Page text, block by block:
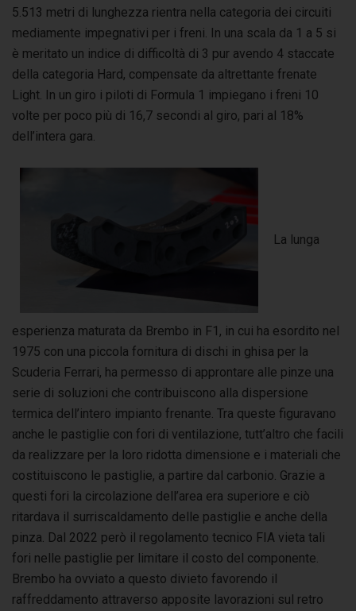
5.513 metri di lunghezza rientra nella categoria dei circuiti
mediamente impegnativi per i freni. In una scala da 1 a 5 si
è meritato un indice di difficoltà di 3 pur avendo 4 staccate
della categoria Hard, compensate da altrettante frenate
Light. In un giro i piloti di Formula 1 impiegano i freni 10
volte per poco più di 16,7 secondi al giro, pari al 18%
dell’intera gara.
La lunga
esperienza maturata da Brembo in F1, in cui ha esordito nel
1975 con una piccola fornitura di dischi in ghisa per la
Scuderia Ferrari, ha permesso di approntare alle pinze una
serie di soluzioni che contribuiscono alla dispersione
termica dell’intero impianto frenante. Tra queste figuravano
anche le pastiglie con fori di ventilazione, tutt’altro che facili
da realizzare per la loro ridotta dimensione e i materiali che
costituiscono le pastiglie, a partire dal carbonio. Grazie a
questi fori la circolazione dell’area era superiore e ciò
ritardava il surriscaldamento delle pastiglie e anche della
pinza. Dal 2022 però il regolamento tecnico FIA vieta tali
fori nelle pastiglie per limitare il costo del componente.
Brembo ha ovviato a questo divieto favorendo il
raffreddamento attraverso apposite lavorazioni sul retro